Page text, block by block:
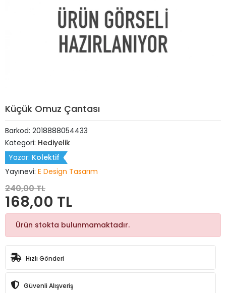
Küçük Omuz Çantası
Barkod: 2018888054433
Kategori: Hediyelik
Yazar: Kolektif
Yayınevi: E Design Tasarım
240,00 TL
168,00 TL
Ürün stokta bulunmamaktadır.
Hızlı Gönderi
Güvenli Alışveriş